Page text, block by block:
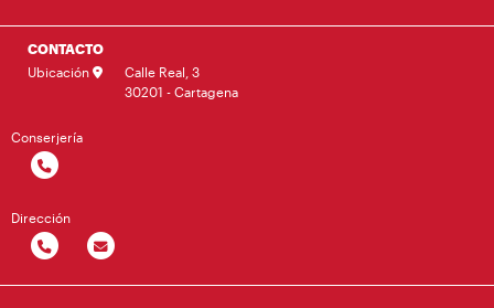
CONTACTO
Ubicación
Calle Real, 3
30201 - Cartagena
Conserjería
Dirección